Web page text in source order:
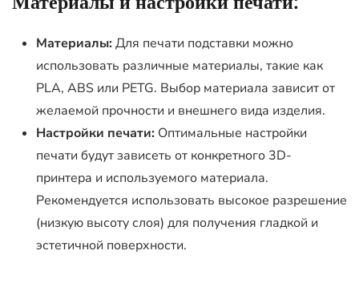
Материалы:Для печати подставки можно
использовать различные материалы, такие как
PLA, ABS или PETG. Выбор материала зависит от
желаемой прочности и внешнего вида изделия.
Настройки печати: Оптимальные настройки
печати будут зависеть от конкретного 3D-
принтера и используемого материала.
Рекомендуется использовать высокое разрешение
(низкую высоту слоя) для получения гладкой и
эстетичной поверхности.